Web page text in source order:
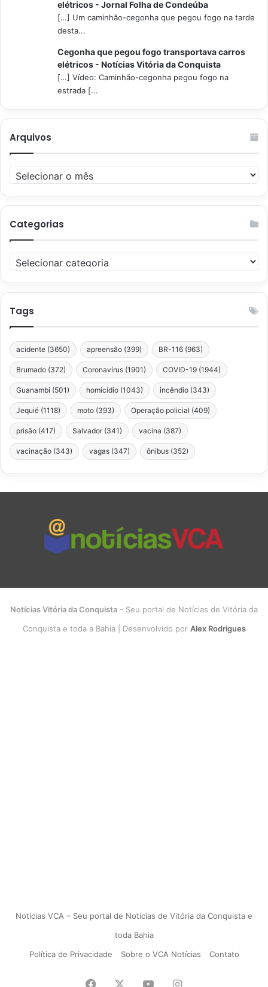
elétricos - Jornal Folha de Condeúba
[…] Um caminhão-cegonha que pegou fogo na tarde
desta...
Cegonha que pegou fogo transportava carros
elétricos - Notícias Vitória da Conquista
[…] Vídeo: Caminhão-cegonha pegou fogo na
estrada [...
Arquivos
Arquivos
Categorias
Categorias
Tags
acidente (3650) apreensão (399) BR-116 (963)
Brumado (372) Coronavírus (1901) COVID-19 (1944)
Guanambi (501) homicídio (1043) incêndio (343)
Jequié (1118) moto (393) Operação policial (409)
prisão (417) Salvador (341) vacina (387)
vacinação (343) vagas (347) ônibus (352)
Notícias Vitória da Conquista - Seu portal de Notícias de Vitória da
Conquista e toda a Bahia | Desenvolvido por Alex Rodrigues
Notícias VCA – Seu portal de Notícias de Vitória da Conquista e
toda Bahia
Política de Privacidade
Sobre o VCA Notícias Contato
Facebook YouTubeInstagram